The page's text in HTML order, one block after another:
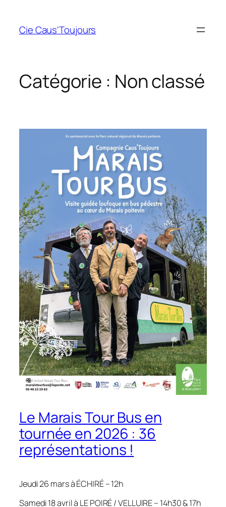
contenu
Cie Caus'Toujours
Catégorie : Non classé
Le Marais Tour Bus en
tournée en 2026 : 36
représentations !
Jeudi 26 mars à ÉCHIRÉ – 12h
Samedi 18 avril à LE POIRÉ / VELLUIRE – 14h30 & 17h